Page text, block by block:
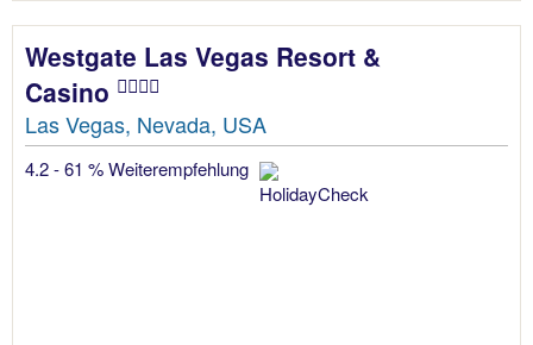
Westgate Las Vegas Resort &
Casino
Las Vegas, Nevada, USA
4.2 - 61 % Weiterempfehlung